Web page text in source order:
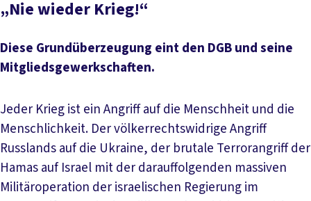
„Nie wieder Krieg!“
Diese Grundüberzeugung eint den DGB und seine
Mitgliedsgewerkschaften.
Jeder Krieg ist ein Angriff auf die Menschheit und die
Menschlichkeit. Der völkerrechtswidrige Angriff
Russlands auf die Ukraine, der brutale Terrorangriff der
Hamas auf Israel mit der darauffolgenden massiven
Militäroperation der israelischen Regierung im